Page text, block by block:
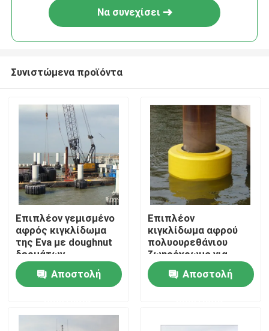
Σπίτι
Προϊόντα
Περίπου εμείς
Να συνεχίσει
Συνιστώμενα προϊόντα
Επιπλέον γεμισμένο
αφρός κιγκλίδωμα
της Eva με doughnut
δερμάτων
πολυουρεθάνιου το
θαλάσσιο
ζωηρόχρωμο
Αποστολή
Επιπλέον
κιγκλίδωμα αφρού
πολυουρεθάνιου
ζωηρόχρωμο για
doughnut
προστασίας βαρκών
το επιπλέον
Αποστολή